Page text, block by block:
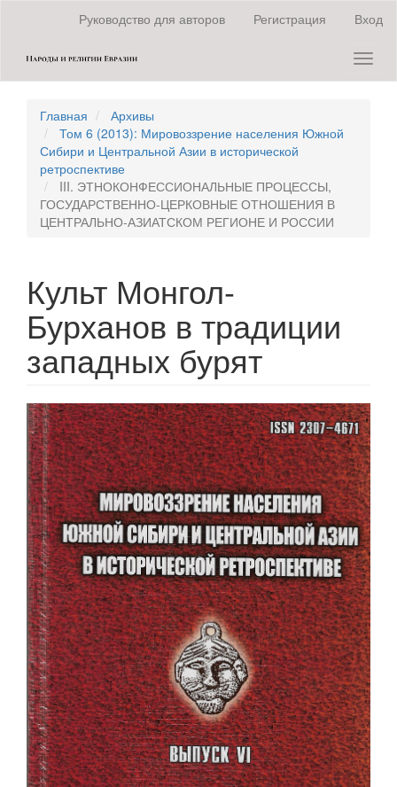
содержанию
страницы
навигация
Основное
содержание
Боковая
панель
Руководство для авторов Регистрация Вход
Главная
Архивы
Том 6 (2013): Мировоззрение населения Южной
Сибири и Центральной Азии в исторической
ретроспективе
III. ЭТНОКОНФЕССИОНАЛЬНЫЕ ПРОЦЕССЫ,
ГОСУДАРСТВЕННО-ЦЕРКОВНЫЕ ОТНОШЕНИЯ В
ЦЕНТРАЛЬНО-АЗИАТСКОМ РЕГИОНЕ И РОССИИ
Культ Монгол-
Бурханов в традиции
западных бурят
Статья
боковой
панели